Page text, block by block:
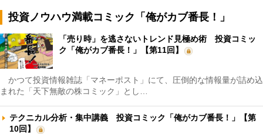
投資ノウハウ満載コミック「俺がカブ番長！」
「売り時」を逃さないトレンド見極め術 投資コミッ
ク「俺がカブ番長！」【第11回】
かつて投資情報雑誌「マネーポスト」にて、圧倒的な情報量が詰め込
まれた「天下無敵の株コミック」とし…
テクニカル分析・集中講義 投資コミック「俺がカブ番長！」【第
10回】